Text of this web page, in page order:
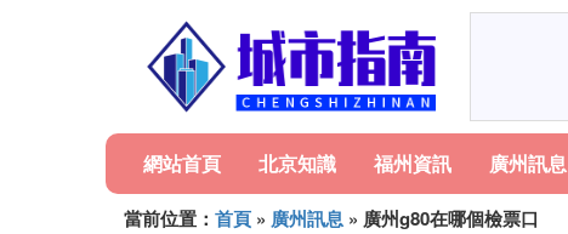
網站首頁 北京知識 福州資訊 廣州訊息
當前位置： 首頁 » 廣州訊息 » 廣州g80在哪個檢票口